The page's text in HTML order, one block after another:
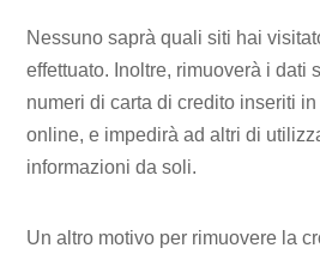
Nessuno saprà quali siti hai
effettuato. Inoltre, rimuoverà i dati
numeri di carta di credito inseriti
online, e impedirà ad altri di
informazioni da soli.
Un altro motivo per rimuovere la